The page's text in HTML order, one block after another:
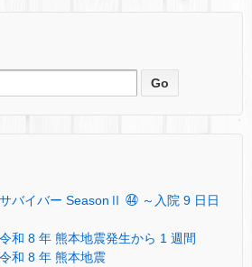
サバイバー SeasonⅡ ㊹ ～入院 9 日日
和 8 年 熊本地震発生から 1 週間
和 8 年 熊本地震